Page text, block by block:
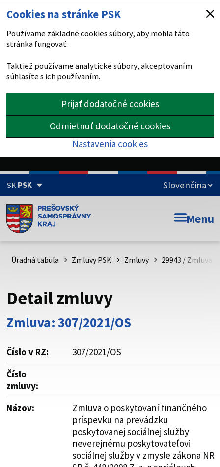
Cookies na stránke PSK
Používame základné cookies súbory, aby mohla táto
stránka fungovať.
Taktiež používame analytické súbory, akceptovaním
súhlasíte s ich používaním.
Prijať dodatočné cookies
Odmietnuť dodatočné cookies
Nastavenia cookies
SKPSK
Doména psk.sk je oficiálna
Toto je oficiálna webová stránka Prešovského
psk.sk.
Buďte pozorní a vždy sa uistite, že zdieľate informácie iba
cez zabezpečenú webovú stránku. Zabezpečená stránka
vždy začína https:// pred názvom domény webového sídla.
Menu
Úradná tabuľa Zmluvy PSK Zmluvy 29943 / Zmluva
Detail zmluvy
Zmluva: 307/2021/OS
Číslo v RZ:
307/2021/OS
Číslo
zmluvy:
Názov:
Zmluva o poskytovaní finančného
príspevku na prevádzku
poskytovanej sociálnej služby
neverejnému poskytovateľovi
sociálnej služby v zmysle zákona NR